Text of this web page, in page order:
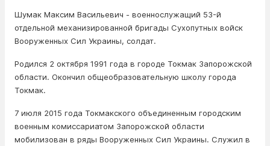
Шумак Максим Васильевич - военнослужащий 53-й
отдельной механизированной бригады Сухопутных войск
Вооруженных Сил Украины, солдат.
Родился 2 октября 1991 года в городе Токмак Запорожской
области. Окончил общеобразовательную школу города
Токмак.
7 июля 2015 года Токмакского объединенным городским
военным комиссариатом Запорожской области
мобилизован в ряды Вооруженных Сил Украины. Служил в